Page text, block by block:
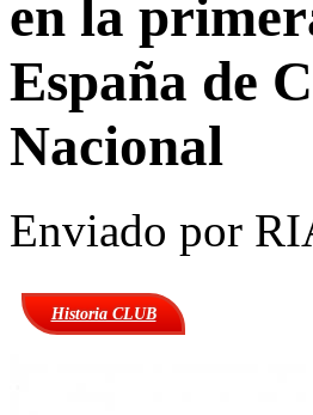
en la
España de
Nacional
Enviado por
Historia CLUB